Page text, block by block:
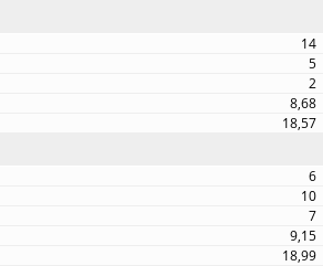
14
5
2
8,68
18,57
6
10
7
9,15
18,99